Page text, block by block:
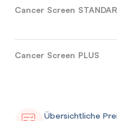
Cancer Screen
Cancer Screen PLUS
Übersichtliche